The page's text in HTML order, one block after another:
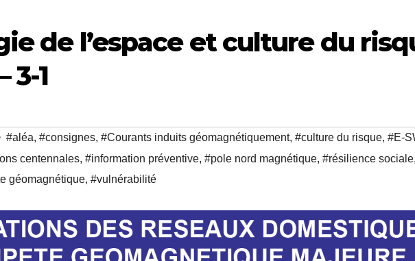
de l’espace et culture du
3-1
#aléa, #consignes, #Courants induits géomagnétiquement, #culture du risque, #E-
centennales, #information préventive, #pole nord magnétique, #résilience sociale
géomagnétique, #vulnérabilité